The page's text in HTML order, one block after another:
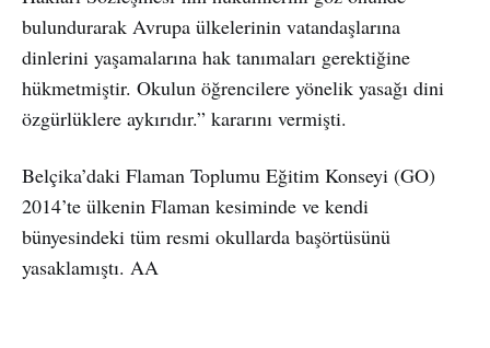
bulundurarak Avrupa ülkelerinin vatandaşlarına
dinlerini yaşamalarına hak tanımaları gerektiğine
hükmetmiştir. Okulun öğrencilere yönelik yasağı dini
özgürlüklere aykırıdır.” kararını vermişti.
Belçika’daki Flaman Toplumu Eğitim Konseyi (GO)
2014’te ülkenin Flaman kesiminde ve kendi
bünyesindeki tüm resmi okullarda başörtüsünü
yasaklamıştı. AA